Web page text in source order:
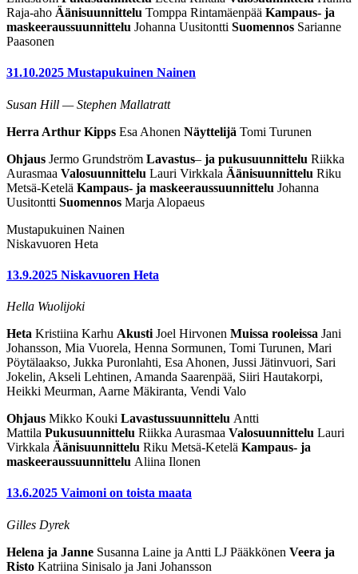
Raja-aho Äänisuunnittelu Tomppa Rintamäenpää Kampaus- ja
maskeeraussuunnittelu Johanna Uusitontti Suomennos Sarianne
Paasonen
31.10.2025 Mustapukuinen Nainen
Susan Hill — Stephen Mallatratt
Herra Arthur Kipps Esa Ahonen Näyttelijä Tomi Turunen
Ohjaus Jermo Grundström Lavastus– ja pukusuunnittelu Riikka
Aurasmaa Valosuunnittelu Lauri Virkkala Äänisuunnittelu Riku
Metsä-Ketelä Kampaus- ja maskeeraussuunnittelu Johanna
Uusitontti Suomennos Marja Alopaeus
Mustapukuinen Nainen
Niskavuoren Heta
13.9.2025 Niskavuoren Heta
Hella Wuolijoki
Heta Kristiina Karhu Akusti Joel Hirvonen Muissa rooleissa Jani
Johansson, Mia Vuorela, Henna Sormunen, Tomi Turunen, Mari
Pöytälaakso, Jukka Puronlahti, Esa Ahonen, Jussi Jätinvuori, Sari
Jokelin, Akseli Lehtinen, Amanda Saarenpää, Siiri Hautakorpi,
Heikki Meurman, Aarne Mäkiranta, Vendi Valo
Ohjaus Mikko Kouki Lavastussuunnittelu Antti
Mattila Pukusuunnittelu Riikka Aurasmaa Valosuunnittelu Lauri
Virkkala Äänisuunnittelu Riku Metsä-Ketelä Kampaus- ja
maskeeraussuunnittelu Aliina Ilonen
13.6.2025 Vaimoni on toista maata
Gilles Dyrek
Helena ja Janne Susanna Laine ja Antti LJ Pääkkönen Veera ja
Risto Katriina Sinisalo ja Jani Johansson